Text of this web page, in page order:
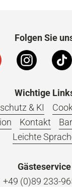
Folgen Sie
Wichtige
& KI
Kontakt
Leichte
Gästeservice
+49 (0)89 233-